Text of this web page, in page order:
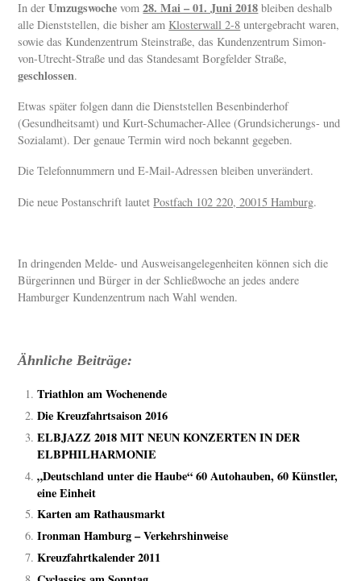
In derUmzugswoche vom28. Mai – 01. Juni 2018 bleiben deshalb
alle Dienststellen, die bisher am Klosterwall 2-8 untergebracht waren,
sowie das Kundenzentrum Steinstraße, das Kundenzentrum Simon-
von-Utrecht-Straße und das Standesamt Borgfelder Straße,
geschlossen.
Etwas später folgen dann die Dienststellen Besenbinderhof
(Gesundheitsamt) und Kurt-Schumacher-Allee (Grundsicherungs- und
Sozialamt). Der genaue Termin wird noch bekannt gegeben.
Die Telefonnummern und E-Mail-Adressen bleiben unverändert.
Die neue Postanschrift lautetPostfach 102 220, 20015 Hamburg.
In dringenden Melde- und Ausweisangelegenheiten können sich die
Bürgerinnen und Bürger in der Schließwoche an jedes andere
Hamburger Kundenzentrum nach Wahl wenden.
Ähnliche Beiträge:
Triathlon am Wochenende
Die Kreuzfahrtsaison 2016
ELBJAZZ 2018 MIT NEUN KONZERTEN IN DER
ELBPHILHARMONIE
„Deutschland unter die Haube“ 60 Autohauben, 60 Künstler,
eine Einheit
Karten am Rathausmarkt
Ironman Hamburg – Verkehrshinweise
Kreuzfahrtkalender 2011